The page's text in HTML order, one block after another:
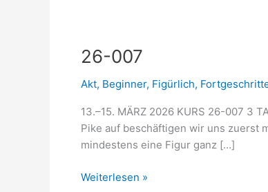
26-007
Akt, Beginner, Figürlich,
13.–15. MÄRZ 2026 KURS 26-007 3
Pike auf beschäftigen wir uns
mindestens eine Figur ganz […]
26-
Weiterlesen »